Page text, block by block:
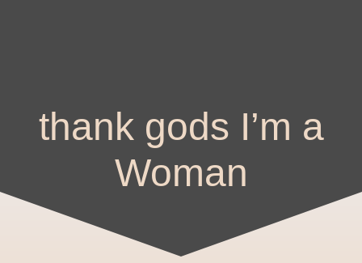
thank gods I’m a
Woman